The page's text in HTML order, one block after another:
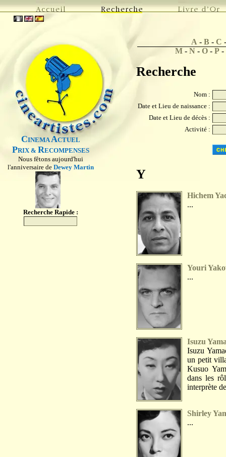
CINEMAACTUEL
PRIX & RECOMPENSES
Nous fêtons aujourd'hui
l'anniversaire de Dewey Martin
Recherche Rapide :
A - B - C
M- N- O- P-
Recherche
Nom :
Date et Lieu de naissance :
Date et Lieu de décès :
Activité :
Y
Hichem
...
Youri
...
Isuzu
Isuzu
un petit
Kusuo
dans les
interprète
Shirley
...